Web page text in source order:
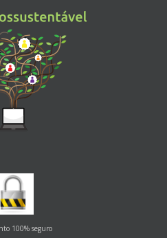
100% seguro